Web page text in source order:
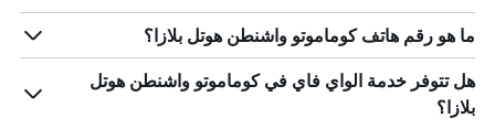
ما هو رقم هاتف كوماموتو واشنطن هوتل بلازا؟
هل تتوفر خدمة الواي فاي في كوماموتو واشنطن هوتل
بلازا؟